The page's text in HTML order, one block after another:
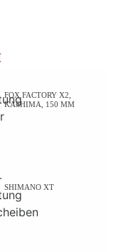
FOX FACTORY X2,
KASHIMA, 150 MM
SHIMANO XT